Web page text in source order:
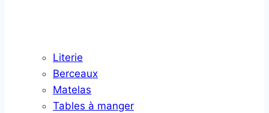
Literie
Berceaux
Matelas
Tables à manger